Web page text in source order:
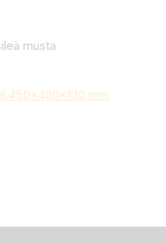
musta
450x400x130 mm